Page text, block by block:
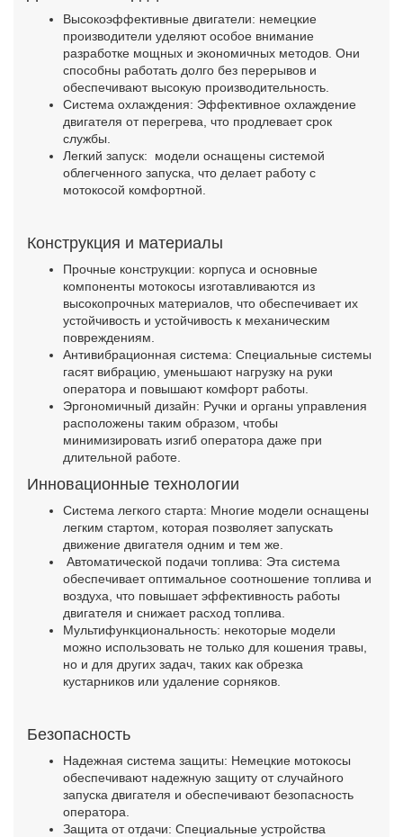
Высокоэффективные двигатели: немецкие
производители уделяют особое внимание
разработке мощных и экономичных методов. Они
способны работать долго без перерывов и
обеспечивают высокую производительность.
Система охлаждения: Эффективное охлаждение
двигателя от перегрева, что продлевает срок
службы.
Легкий запуск: модели оснащены системой
облегченного запуска, что делает работу с
мотокосой комфортной.
Конструкция и материалы
Прочные конструкции: корпуса и основные
компоненты мотокосы изготавливаются из
высокопрочных материалов, что обеспечивает их
устойчивость и устойчивость к механическим
повреждениям.
Антивибрационная система: Специальные системы
гасят вибрацию, уменьшают нагрузку на руки
оператора и повышают комфорт работы.
Эргономичный дизайн: Ручки и органы управления
расположены таким образом, чтобы
минимизировать изгиб оператора даже при
длительной работе.
Инновационные технологии
Система легкого старта: Многие модели оснащены
легким стартом, которая позволяет запускать
движение двигателя одним и тем же.
Автоматической подачи топлива: Эта система
обеспечивает оптимальное соотношение топлива и
воздуха, что повышает эффективность работы
двигателя и снижает расход топлива.
Мультифункциональность: некоторые модели
можно использовать не только для кошения травы,
но и для других задач, таких как обрезка
кустарников или удаление сорняков.
Безопасность
Надежная система защиты: Немецкие мотокосы
обеспечивают надежную защиту от случайного
запуска двигателя и обеспечивают безопасность
оператора.
Защита от отдачи: Специальные устройства